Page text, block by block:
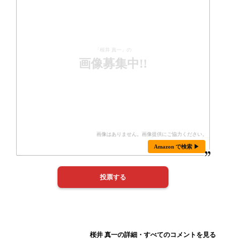
「桜井 真一」の
画像募集中!!
Amazon で検索 ▶
桜井 真一の詳細・すべてのコメントを見る